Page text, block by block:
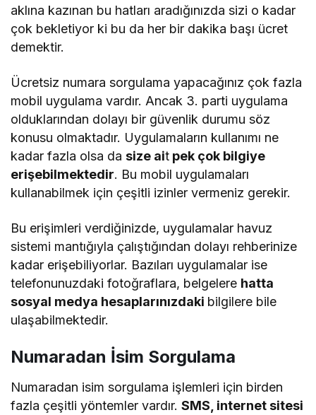
aklına kazınan bu hatları aradığınızda sizi o kadar
çok bekletiyor ki bu da her bir dakika başı ücret
demektir.
Ücretsiz numara sorgulama yapacağınız çok fazla
mobil uygulama vardır. Ancak 3. parti uygulama
olduklarından dolayı bir güvenlik durumu söz
konusu olmaktadır. Uygulamaların kullanımı ne
kadar fazla olsa dasize ait pek çok bilgiye
erişebilmektedir. Bu mobil uygulamaları
kullanabilmek için çeşitli izinler vermeniz gerekir.
Bu erişimleri verdiğinizde, uygulamalar havuz
sistemi mantığıyla çalıştığından dolayı rehberinize
kadar erişebiliyorlar. Bazıları uygulamalar ise
telefonunuzdaki fotoğraflara, belgelere hatta
sosyal medya hesaplarınızdaki bilgilere bile
ulaşabilmektedir.
Numaradan İsim Sorgulama
Numaradan isim sorgulama işlemleri için birden
fazla çeşitli yöntemler vardır.SMS, internet sitesi